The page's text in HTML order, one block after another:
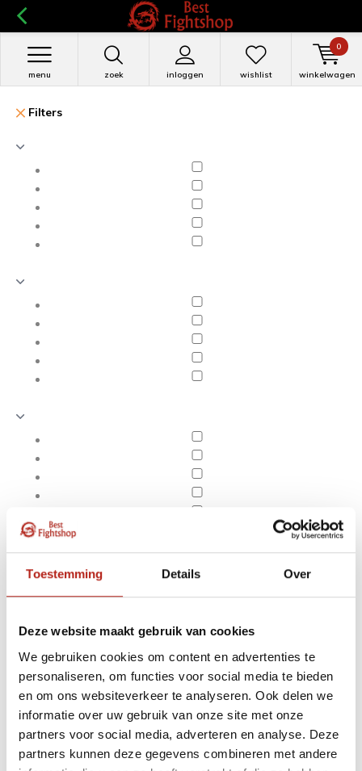
Toestemming Details Over
Deze website maakt gebruik van cookies
We gebruiken cookies om content en advertenties te
personaliseren, om functies voor social media te bieden
en om ons websiteverkeer te analyseren. Ook delen we
informatie over uw gebruik van onze site met onze
partners voor social media, adverteren en analyse. Deze
partners kunnen deze gegevens combineren met andere
zoek inloggen
menu wishlist winkelwagen
0
Filters
Apply filters
Producten getagd met
Gekartelde randen
Producten